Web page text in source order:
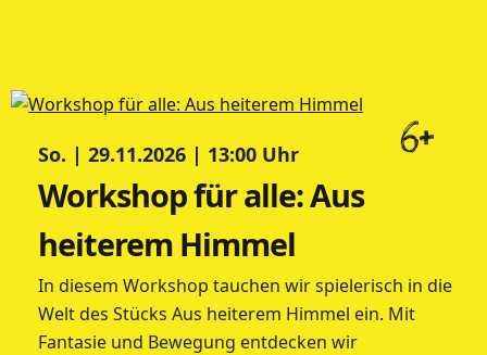
6+
So. | 29.11.2026 | 13:00 Uhr
Workshop für alle: Aus
heiterem Himmel
In diesem Workshop tauchen wir spielerisch in die
Welt des Stücks Aus heiterem Himmel ein. Mit
Fantasie und Bewegung entdecken wir